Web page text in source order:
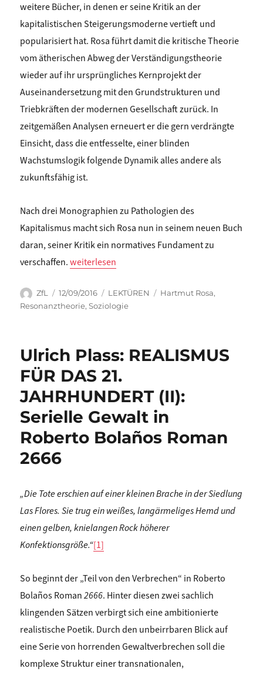
weitere Bücher, in denen er seine Kritik an der
kapitalistischen Steigerungsmoderne vertieft und
popularisiert hat. Rosa führt damit die kritische Theorie
vom ätherischen Abweg der Verständigungstheorie
wieder auf ihr ursprüngliches Kernprojekt der
Auseinandersetzung mit den Grundstrukturen und
Triebkräften der modernen Gesellschaft zurück. In
zeitgemäßen Analysen erneuert er die gern verdrängte
Einsicht, dass die entfesselte, einer blinden
Wachstumslogik folgende Dynamik alles andere als
zukunftsfähig ist.
Nach drei Monographien zu Pathologien des
Kapitalismus macht sich Rosa nun in seinem neuen Buch
daran, seiner Kritik ein normatives Fundament zu
verschaffen.„Falko Schmieder: MEHR DISSONANZ WAGEN!“
weiterlesen
Autor
ZfL
Veröffentlicht
am
12/09/2016 Kategorien
LEKTÜREN Schlagwörter
Hartmut Rosa,
Resonanztheorie,Soziologie
Ulrich Plass: REALISMUS
FÜR DAS 21.
JAHRHUNDERT (II):
Serielle Gewalt in
Roberto Bolaños Roman
2666
„Die Tote erschien auf einer kleinen Brache in der Siedlung
Las Flores. Sie trug ein weißes, langärmeliges Hemd und
einen gelben, knielangen Rock höherer
Konfektionsgröße.“[1]
So beginnt der „Teil von den Verbrechen“ in Roberto
Bolaños Roman2666. Hinter diesen zwei sachlich
klingenden Sätzen verbirgt sich eine ambitionierte
realistische Poetik. Durch den unbeirrbaren Blick auf
eine Serie von horrenden Gewaltverbrechen soll die
komplexe Struktur einer transnationalen,